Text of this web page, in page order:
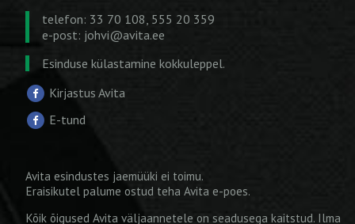
telefon: 33 70 108, 555 20 359
e-post: johvi@avita.ee
Esinduse külastamine kokkuleppel.
Kirjastus Avita
E-tund
Avita esindustes jaemüüki ei toimu.
Eraisikutel palume ostud teha Avita e-poes.
Kõik õigused Avita väljaannetele on seadusega kaitstud. Ilma